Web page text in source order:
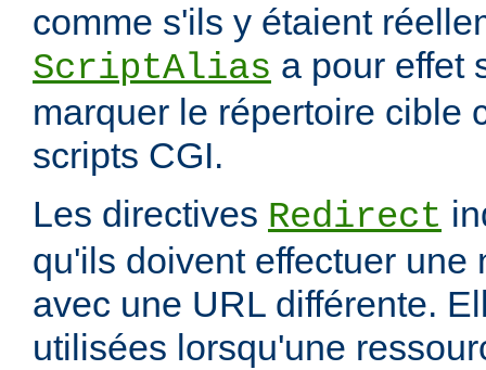
comme s'ils y étaient
ScriptAlias a pour effet
marquer le répertoire cible
scripts CGI.
Les directives Redirect
qu'ils doivent effectuer une
avec une URL différente.
utilisées lorsqu'une